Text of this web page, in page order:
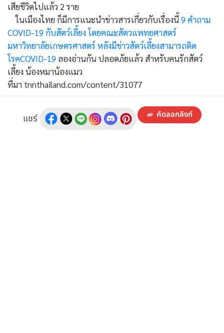
เสียชีวิตไปแล้ว 2 ราย
ในเมืองไทย ก็มีการแนะนำข่าวสารเกี่ยวกับเรื่องนี้9 คำถาม
COVID-19 กับสัตว์เลี้ยง โดยคณะสัตวแพทยศาสตร์
มหาวิทยาลัยเกษตรศาสตร์ หลังมีข่าวสัตว์เลี้ยงสามารถติด
โรคCOVID-19 ลองอ่านกัน ปลอดภัยแล้ว สำหรับคนรักสัตว์
เลี้ยง น้องหมาน้องแมว
ที่มา tnnthailand.com/content/31077
แชร์ คัดลอกลิงก์